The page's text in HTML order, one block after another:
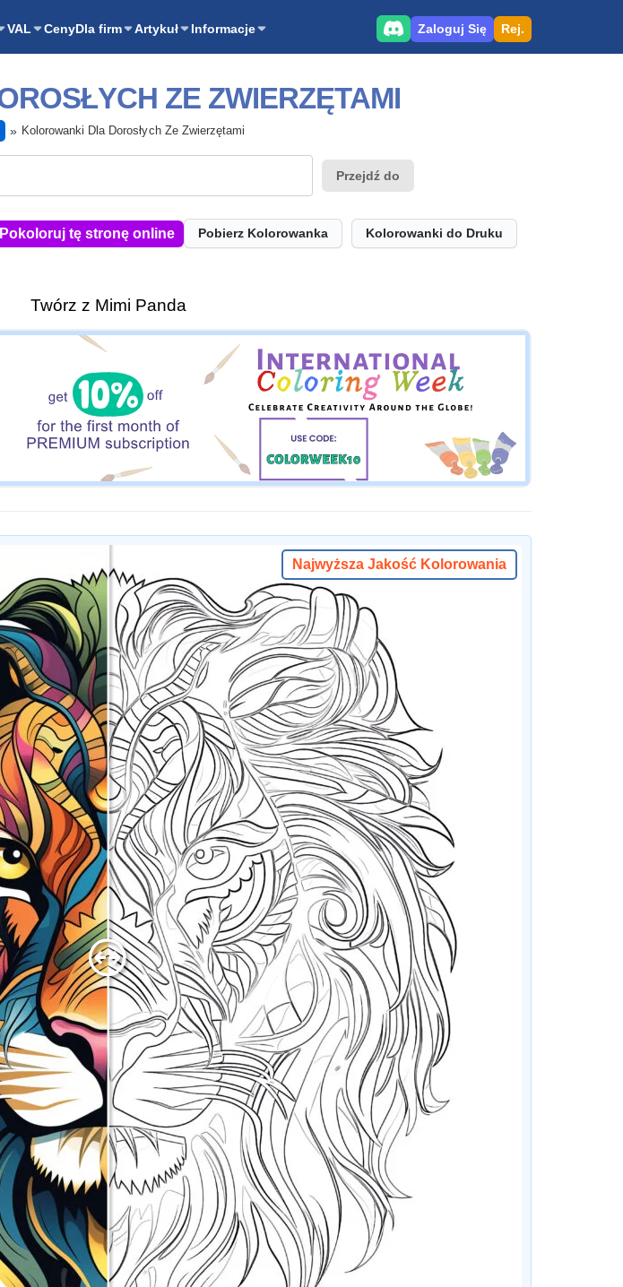
VAL CenyDla firm Artykuł Informacje Zaloguj Się Rej.
ZE ZWIERZĘTAMI
Kolorowanki Dla Dorosłych Ze Zwierzętami
Przejdź do
Pokoloruj tę stronę online Pobierz Kolorowanka Kolorowanki do Druku
Twórz z Mimi Panda
Najwyższa Jakość Kolorowania